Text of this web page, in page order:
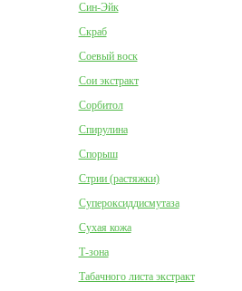
Син-Эйк
Скраб
Соевый воск
Сои экстракт
Сорбитол
Спирулина
Спорыш
Стрии (растяжки)
Супероксиддисмутаза
Сухая кожа
Т-зона
Табачного листа экстракт